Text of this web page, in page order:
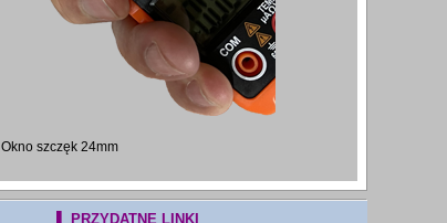
Okno szczęk 24mm
▌ PRZYDATNE LINKI